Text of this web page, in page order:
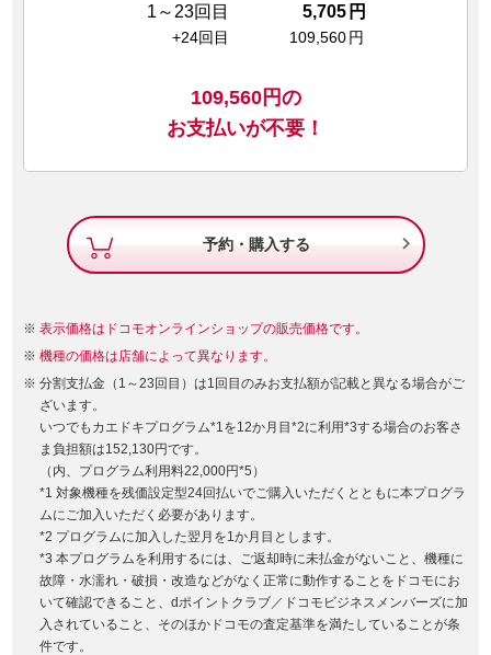
1～23回目
5,705 円
+24回目 109,560 円
109,560円の
お支払いが不要！
予約・購入する 
表示価格はドコモオンラインショップの販売価格です。
機種の価格は店舗によって異なります。
分割支払金（1～23回目）は1回目のみお支払額が記載と異なる場合がご
ざいます。
いつでもカエドキプログラム*1を12か月目*2に利用*3する場合のお客さ
ま負担額は152,130円です。
（内、プログラム利用料22,000円*5）
*1 対象機種を残価設定型24回払いでご購入いただくとともに本プログラ
ムにご加入いただく必要があります。
*2 プログラムに加入した翌月を1か月目とします。
*3 本プログラムを利用するには、ご返却時に未払金がないこと、機種に
故障・水濡れ・破損・改造などがなく正常に動作することをドコモにお
いて確認できること、dポイントクラブ／ドコモビジネスメンバーズに加
入されていること、そのほかドコモの査定基準を満たしていることが条
件です。